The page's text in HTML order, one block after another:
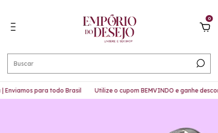
0
para todo Brasil Utilize o cupom BEMVINDO e ganhe